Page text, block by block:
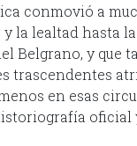
conmovió a
lealtad hasta la
Belgrano, y que
trascendentes
en esas
oficial